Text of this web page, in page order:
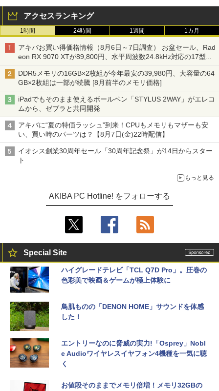
アクセスランキング
1時間 24時間 1週間 1カ月
アキバお買い得価格情報（8月6日～7日調査） お盆セール、Rad
eon RX 9070 XTが89,800円、水平周波数24.8kHz対応の17型モ
ニターが9,801円、暑さ指数連動セール ほか
DDR5メモリの16GB×2枚組が今年最安の39,980円、大容量の64
GB×2枚組は一部が続騰 [8月前半のメモリ価格]
iPadでもそのまま使えるボールペン「STYLUS 2WAY」がエレコ
ムから、ゼブラと共同開発
アキバに“夏の特価ラッシュ”到来！CPUもメモリもマザーも安
い、買い時のパーツは？【8月7日(金)22時配信】
イオシス創業30周年セール「30周年記念祭」が14日からスター
ト
もっと見る
AKIBA PC Hotline! をフォローする
Special Site
ハイグレードテレビ「TCL Q7D Pro」。圧巻の
色彩美で映画＆ゲームが極上体験に
鳥肌ものの「DENON HOME」サウンドを体感
した！
エントリーなのに脅威の実力!「Osprey」Nobl
e Audioワイヤレスイヤフォン4機種を一気に聴
く
お値段そのままでメモリ倍増！メモリ32GBの